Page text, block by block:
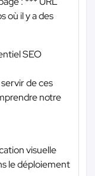
où il y a des
SEO
de ces
notre
visuelle
le déploiement